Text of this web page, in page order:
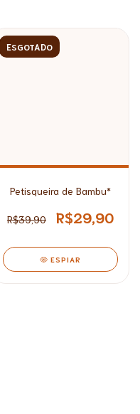
ESGOTADO
Petisqueira de Bambu*
R$39,90 R$29,90
ESPIAR